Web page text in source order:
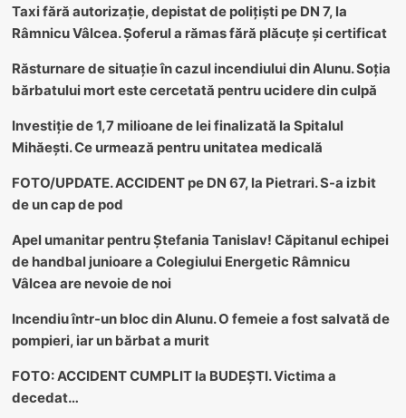
Taxi fără autorizație, depistat de polițiști pe DN 7, la
Râmnicu Vâlcea. Șoferul a rămas fără plăcuțe și certificat
Răsturnare de situație în cazul incendiului din Alunu. Soția
bărbatului mort este cercetată pentru ucidere din culpă
Investiție de 1,7 milioane de lei finalizată la Spitalul
Mihăești. Ce urmează pentru unitatea medicală
FOTO/UPDATE. ACCIDENT pe DN 67, la Pietrari. S-a izbit
de un cap de pod
Apel umanitar pentru Ștefania Tanislav! Căpitanul echipei
de handbal junioare a Colegiului Energetic Râmnicu
Vâlcea are nevoie de noi
Incendiu într-un bloc din Alunu. O femeie a fost salvată de
pompieri, iar un bărbat a murit
FOTO: ACCIDENT CUMPLIT la BUDEȘTI. Victima a
decedat…